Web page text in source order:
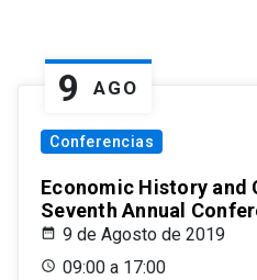
9 AGO
Conferencias
Economic History and
Seventh Annual
9 de Agosto de 2019
09:00 a 17:00